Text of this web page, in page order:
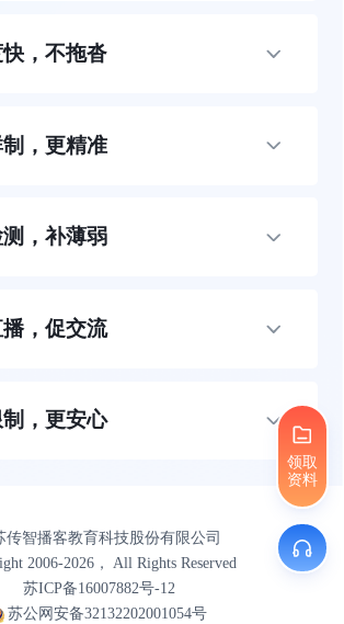
领取
资料
，不拖沓
，更精准
，补薄弱
，促交流
，更安心
传智播客教育科技股份有限公司
2006-2026， All Rights Reserved
苏ICP备16007882号-12
苏公网安备32132202001054号